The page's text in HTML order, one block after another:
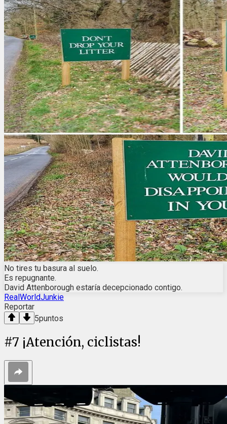
No tires tu basura al suelo.
Es repugnante.
David Attenborough estaría decepcionado contigo.
RealWorldJunkie
Reportar
5puntos
#7 ¡Atención, ciclistas!